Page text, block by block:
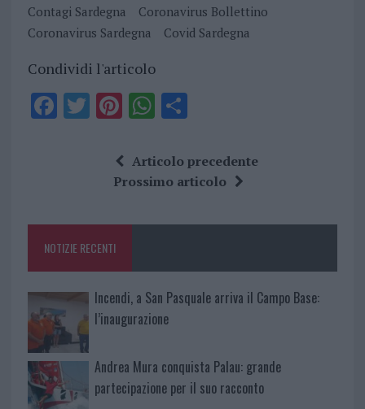
Contagi Sardegna
Coronavirus Bollettino
Coronavirus Sardegna
Covid Sardegna
Condividi l'articolo
F
o
k
T Pi
te
re
W
at
s
p
S
a
re
Articolo precedente
Prossimo articolo
NOTIZIE RECENTI
Incendi, a San Pasquale arriva il Campo Base:
l’inaugurazione
Andrea Mura conquista Palau: grande
partecipazione per il suo racconto